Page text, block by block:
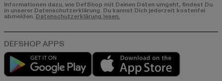
Informationen dazu, wie DefShop mit Deinen Daten umgeht, findest Du
in unserer Datenschutzerklärung. Du kannst Dich jederzeit kostenfei
abmelden. Datenschutzerklärung lesen.
Play market